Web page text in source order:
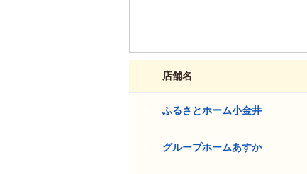
店舗名
ふるさとホーム小金井
グループホームあすか